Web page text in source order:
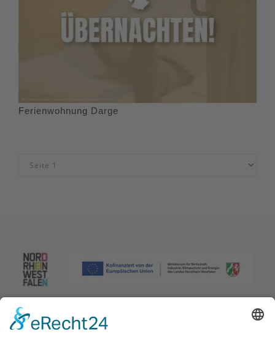
Ferienwohnung Darge